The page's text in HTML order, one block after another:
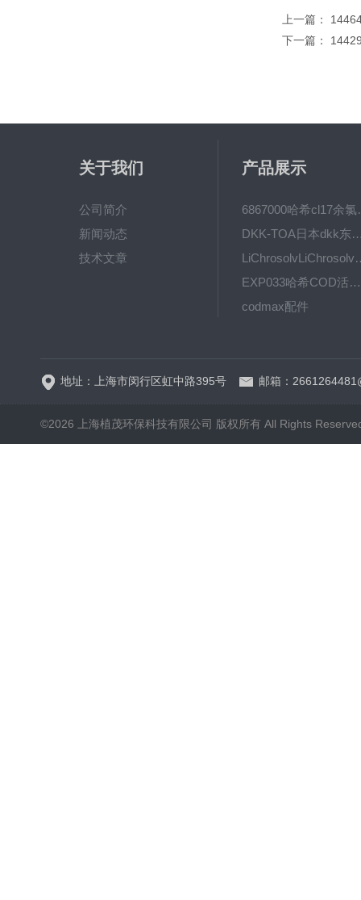
上一篇：
下一篇：
关于我们
公司简介
新闻动态
技术文章
产品展示
6867000
DKK-TOA日本dkk东亚电
EXP033哈希COD活塞泵价格 EXP033
codmax配件
地址：上海市闵行区虹中路395号 邮箱：
©2026 上海植茂环保科技有限公司 版权所有 All Rights